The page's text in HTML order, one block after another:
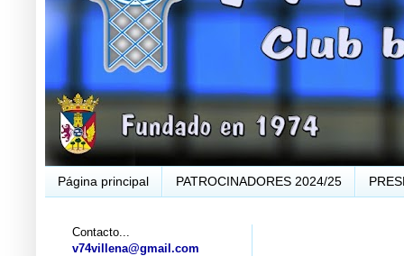
Página principal PATROCINADORES 2024/25
Contacto...
v74villena@gmail.com